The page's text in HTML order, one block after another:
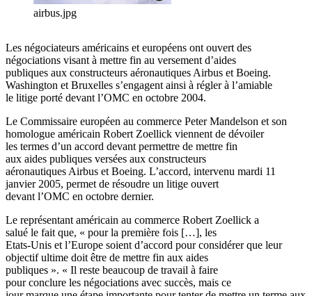
airbus.jpg
Les négociateurs américains et européens ont ouvert des
négociations visant à mettre fin au versement d’aides
publiques aux constructeurs aéronautiques Airbus et Boeing.
Washington et Bruxelles s’engagent ainsi à régler à l’amiable
le litige porté devant l’OMC en octobre 2004.
Le Commissaire européen au commerce Peter Mandelson et son
homologue américain Robert Zoellick viennent de dévoiler
les termes d’un accord devant permettre de mettre fin
aux aides publiques versées aux constructeurs
aéronautiques Airbus et Boeing. L’accord, intervenu mardi 11
janvier 2005, permet de résoudre un litige ouvert
devant l’OMC en octobre dernier.
Le représentant américain au commerce Robert Zoellick a
salué le fait que, « pour la première fois […], les
Etats-Unis et l’Europe soient d’accord pour considérer que leur
objectif ultime doit être de mettre fin aux aides
publiques ». « Il reste beaucoup de travail à faire
pour conclure les négociations avec succès, mais ce